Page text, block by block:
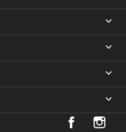


expand_more
keyboard_arrow_down
Facebook